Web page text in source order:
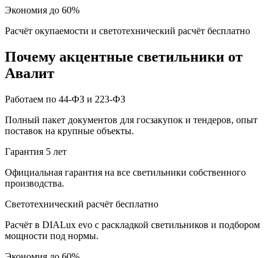
Экономия до 60%
Расчёт окупаемости и светотехнический расчёт бесплатно
Почему акцентные светильники от
Авалит
Работаем по 44-ФЗ и 223-ФЗ
Полный пакет документов для госзакупок и тендеров, опыт
поставок на крупные объекты.
Гарантия 5 лет
Официальная гарантия на все светильники собственного
производства.
Светотехнический расчёт бесплатно
Расчёт в DIALux evo с раскладкой светильников и подбором
мощности под нормы.